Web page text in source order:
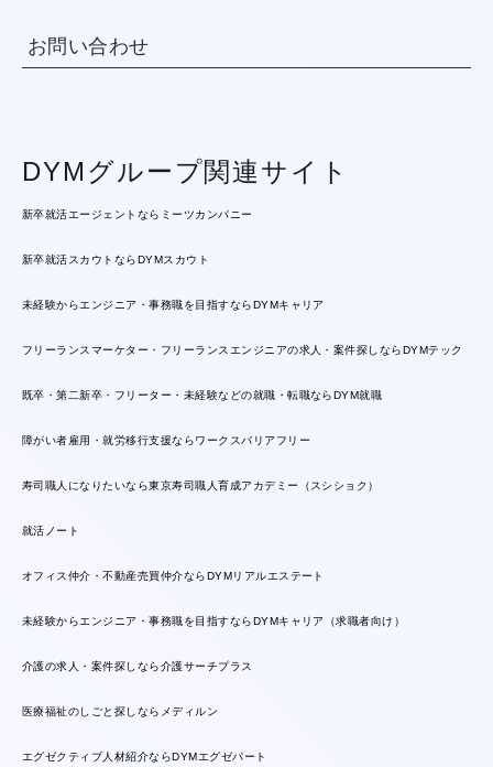
お問い合わせ
DYMグループ関連サイト
新卒就活エージェントならミーツカンパニー
新卒就活スカウトならDYMスカウト
未経験からエンジニア・事務職を目指すならDYMキャリア
フリーランスマーケター・フリーランスエンジニアの求人・案件探しならDYMテック
既卒・第二新卒・フリーター・未経験などの就職・転職ならDYM就職
障がい者雇用・就労移行支援ならワークスバリアフリー
寿司職人になりたいなら東京寿司職人育成アカデミー（スシショク）
就活ノート
オフィス仲介・不動産売買仲介ならDYMリアルエステート
未経験からエンジニア・事務職を目指すならDYMキャリア（求職者向け）
介護の求人・案件探しなら介護サーチプラス
医療福祉のしごと探しならメディルン
エグゼクティブ人材紹介ならDYMエグゼパート